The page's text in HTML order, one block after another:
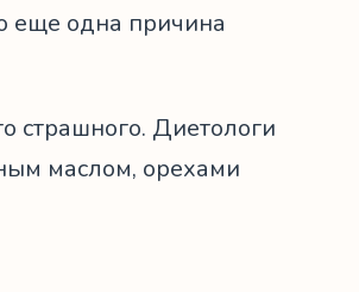
еще одна причина
страшного. Диетологи
маслом, орехами